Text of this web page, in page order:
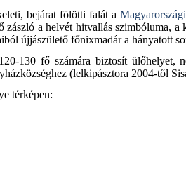
bejárat fölötti falát a
zászló a helvét hitvallás szimbóluma,
újjászülető főnixmadár a hányatott
130 fő számára biztosít ülőhelyet,
(lelkipásztora 2004-től
térképen: